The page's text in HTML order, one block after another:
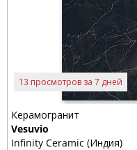
13 просмотров за 7 дней
Керамогранит
Vesuvio
Infinity Ceramic (Индия)